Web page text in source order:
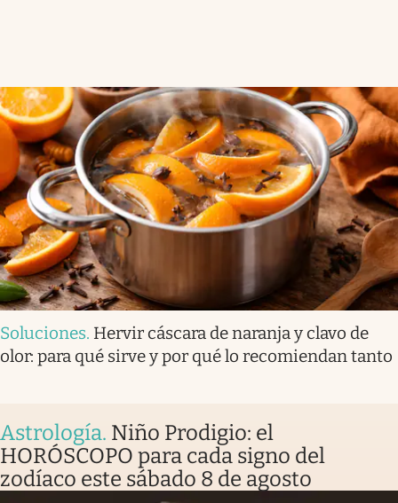
Soluciones. Hervir cáscara de naranja y clavo de
olor: para qué sirve y por qué lo recomiendan tanto
Astrología. Niño Prodigio: el
HORÓSCOPO para cada signo del
zodíaco este sábado 8 de agosto